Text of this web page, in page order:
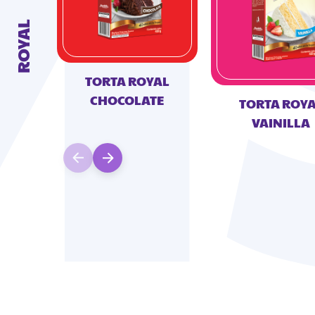
ROYAL
TORTA ROYAL
CHOCOLATE
TORTA
VAINILLA